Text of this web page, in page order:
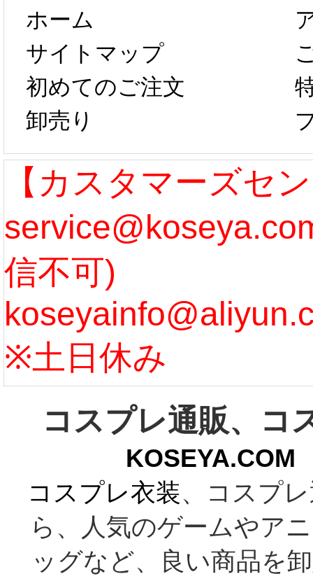
は、2月25日か
らコスプレ制
作、発送予定と
なります。 ...
[more]
字半
第二
たし
ル期
まで
う...
ホーム
サイトマップ
初めてのご注文
卸売り
【カスタマーズセ
信不可)
※土日休み
コスプレ通販、コ
コスプレ衣装、コスプ
ら、人気のゲームやア
ッグなど、良い商品を